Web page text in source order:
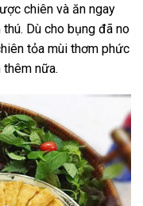
chiên và ăn ngay
Dù cho bụng đã no
tỏa mùi thơm phức
nữa.